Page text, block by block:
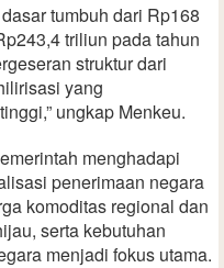
tumbuh dari Rp168
triliun pada tahun
struktur dari
yang
ungkap Menkeu.
menghadapi
penerimaan negara
komoditas regional dan
serta kebutuhan
menjadi fokus utama.